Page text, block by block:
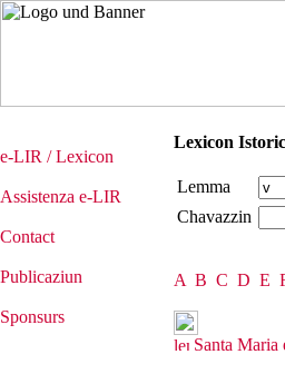
e-LIR / Lexicon
Assistenza e-LIR
Contact
Publicaziun
Sponsurs
Lexicon
Lemma
Chavazzin
A B C D E
Santa Maria